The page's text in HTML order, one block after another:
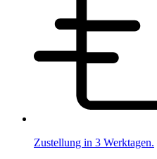
Zustellung in 3 Werktagen.